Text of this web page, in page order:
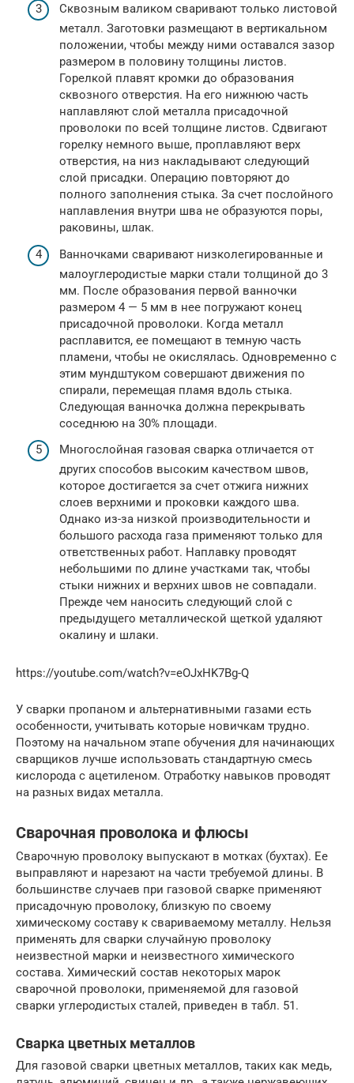
Сквозным валиком сваривают только листовой
металл. Заготовки размещают в вертикальном
положении, чтобы между ними оставался зазор
размером в половину толщины листов.
Горелкой плавят кромки до образования
сквозного отверстия. На его нижнюю часть
наплавляют слой металла присадочной
проволоки по всей толщине листов. Сдвигают
горелку немного выше, проплавляют верх
отверстия, на низ накладывают следующий
слой присадки. Операцию повторяют до
полного заполнения стыка. За счет послойного
наплавления внутри шва не образуются поры,
раковины, шлак.
Ванночками сваривают низколегированные и
малоуглеродистые марки стали толщиной до 3
мм. После образования первой ванночки
размером 4 — 5 мм в нее погружают конец
присадочной проволоки. Когда металл
расплавится, ее помещают в темную часть
пламени, чтобы не окислялась. Одновременно с
этим мундштуком совершают движения по
спирали, перемещая пламя вдоль стыка.
Следующая ванночка должна перекрывать
соседнюю на 30% площади.
Многослойная газовая сварка отличается от
других способов высоким качеством швов,
которое достигается за счет отжига нижних
слоев верхними и проковки каждого шва.
Однако из-за низкой производительности и
большого расхода газа применяют только для
ответственных работ. Наплавку проводят
небольшими по длине участками так, чтобы
стыки нижних и верхних швов не совпадали.
Прежде чем наносить следующий слой с
предыдущего металлической щеткой удаляют
окалину и шлаки.
https://youtube.com/watch?v=eOJxHK7Bg-Q
У сварки пропаном и альтернативными газами есть
особенности, учитывать которые новичкам трудно.
Поэтому на начальном этапе обучения для начинающих
сварщиков лучше использовать стандартную смесь
кислорода с ацетиленом. Отработку навыков проводят
на разных видах металла.
Сварочная проволока и флюсы
Сварочную проволоку выпускают в мотках (бухтах). Ее
выправляют и нарезают на части требуемой длины. В
большинстве случаев при газовой сварке применяют
присадочную проволоку, близкую по своему
химическому составу к свариваемому металлу. Нельзя
применять для сварки случайную проволоку
неизвестной марки и неизвестного химического
состава. Химический состав некоторых марок
сварочной проволоки, применяемой для газовой
сварки углеродистых сталей, приведен в табл. 51.
Сварка цветных металлов
Для газовой сварки цветных металлов, таких как медь,